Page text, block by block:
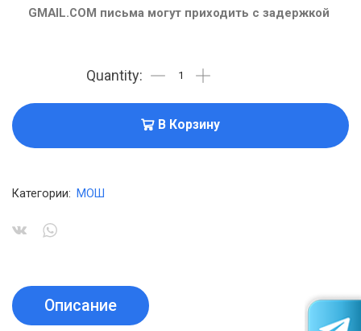
GMAIL.COM письма могут приходить с задержкой
В Корзину
Категории: МОШ
Описание